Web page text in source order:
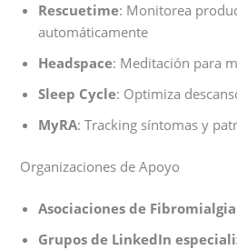
Rescuetime: Monitorea
automáticamente
Headspace: Meditación para
Sleep Cycle: Optimiza
MyRA: Tracking síntomas y
Organizaciones de Apoyo
Asociaciones de
Grupos de LinkedIn